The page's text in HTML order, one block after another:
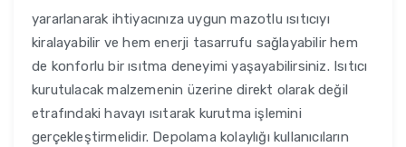
yararlanarak ihtiyacınıza uygun mazotlu ısıtıcıyı
kiralayabilir ve hem enerji tasarrufu sağlayabilir hem
de konforlu bir ısıtma deneyimi yaşayabilirsiniz. Isıtıcı
kurutulacak malzemenin üzerine direkt olarak değil
etrafındaki havayı ısıtarak kurutma işlemini
gerçekleştirmelidir. Depolama kolaylığı kullanıcıların